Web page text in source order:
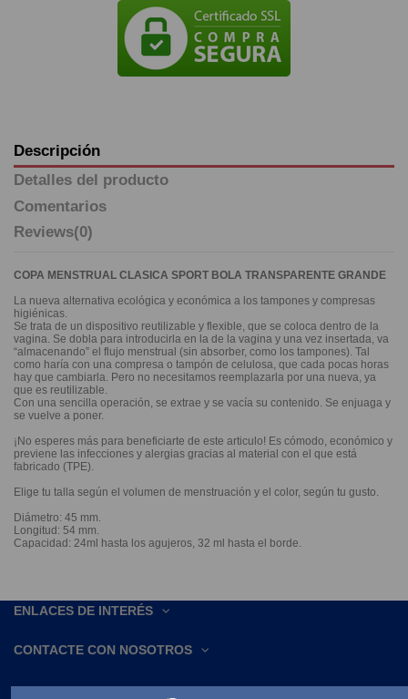
Descripción
Detalles del producto
Comentarios
Reviews(0)
COPA MENSTRUAL CLASICA SPORT BOLA TRANSPARENTE GRANDE
La nueva alternativa ecológica y económica a los tampones y compresas
higiénicas.
Se trata de un dispositivo reutilizable y flexible, que se coloca dentro de la
vagina. Se dobla para introducirla en la de la vagina y una vez insertada, va
“almacenando” el flujo menstrual (sin absorber, como los tampones). Tal
como haría con una compresa o tampón de celulosa, que cada pocas horas
hay que cambiarla. Pero no necesitamos reemplazarla por una nueva, ya
que es reutilizable.
Con una sencilla operación, se extrae y se vacía su contenido. Se enjuaga y
se vuelve a poner.
¡No esperes más para beneficiarte de este articulo! Es cómodo, económico y
previene las infecciones y alergias gracias al material con el que está
fabricado (TPE).
Elige tu talla según el volumen de menstruación y el color, según tu gusto.
Diámetro: 45 mm.
Longitud: 54 mm.
Capacidad: 24ml hasta los agujeros, 32 ml hasta el borde.
ENLACES DE INTERÉS
CONTACTE CON NOSOTROS